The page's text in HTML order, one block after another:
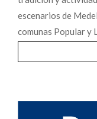
escenarios de
comunas Popular y